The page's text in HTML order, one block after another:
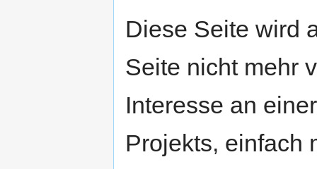
Diese Seite wird
Seite nicht mehr
Interesse an
Projekts, einfach